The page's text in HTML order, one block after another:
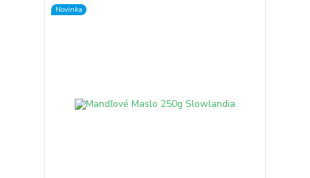
Novinka